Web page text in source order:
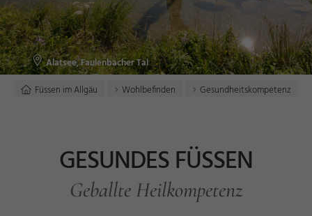
Alatsee, Faulenbacher Tal
Füssen im Allgäu
Wohlbefinden Gesundheitskompetenz
GESUNDES FÜSSEN
Geballte Heilkompetenz